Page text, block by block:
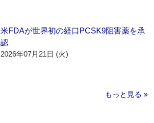
米FDAが世界初の経口PCSK9阻害薬を承
認
2026年07月21日 (火)
もっと見る »